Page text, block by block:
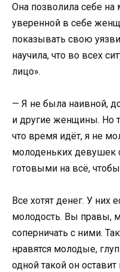
Она позволила себе на
уверенной в себе
показывать свою
научила, что во всех
лицо».
— Я не была наивной,
и другие женщины. Но
что время идёт, я не
молоденьких девушек
готовыми на всё,
Все хотят денег. У них
молодость. Вы правы,
соперничать с ними.
нравятся молодые,
одной такой он